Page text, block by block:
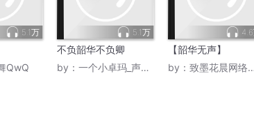
5.1万
QwQ
5.1万
不负韶华不负卿
by： 一个小卓玛_声音盒子
【韶华无声】
by： 致墨花晨网络频道